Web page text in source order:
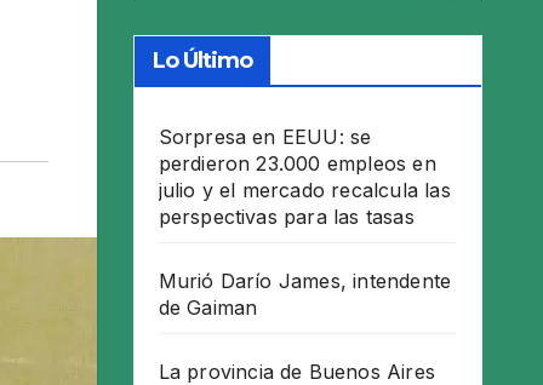
Lo Último
Sorpresa en EEUU: se
perdieron 23.000 empleos en
julio y el mercado recalcula las
perspectivas para las tasas
Murió Darío James, intendente
de Gaiman
La provincia de Buenos Aires